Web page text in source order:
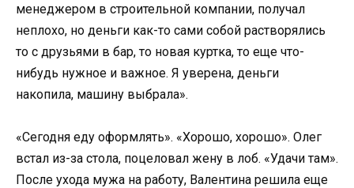
менеджером в строительной компании, получал
неплохо, но деньги как-то сами собой растворялись
то с друзьями в бар, то новая куртка, то еще что-
нибудь нужное и важное. Я уверена, деньги
накопила, машину выбрала».
«Сегодня еду оформлять». «Хорошо, хорошо». Олег
встал из-за стола, поцеловал жену в лоб. «Удачи там».
После ухода мужа на работу, Валентина решила еще